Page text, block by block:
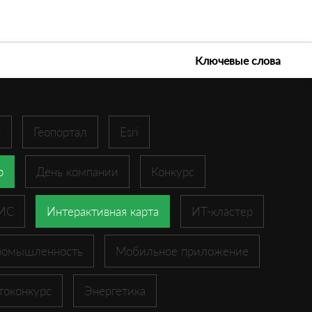
Ключевые слова
Геопортал Esri
День компании Конкурс
Интерактивная карта ИТ-кластер
Мобильное приложение
Энергетика